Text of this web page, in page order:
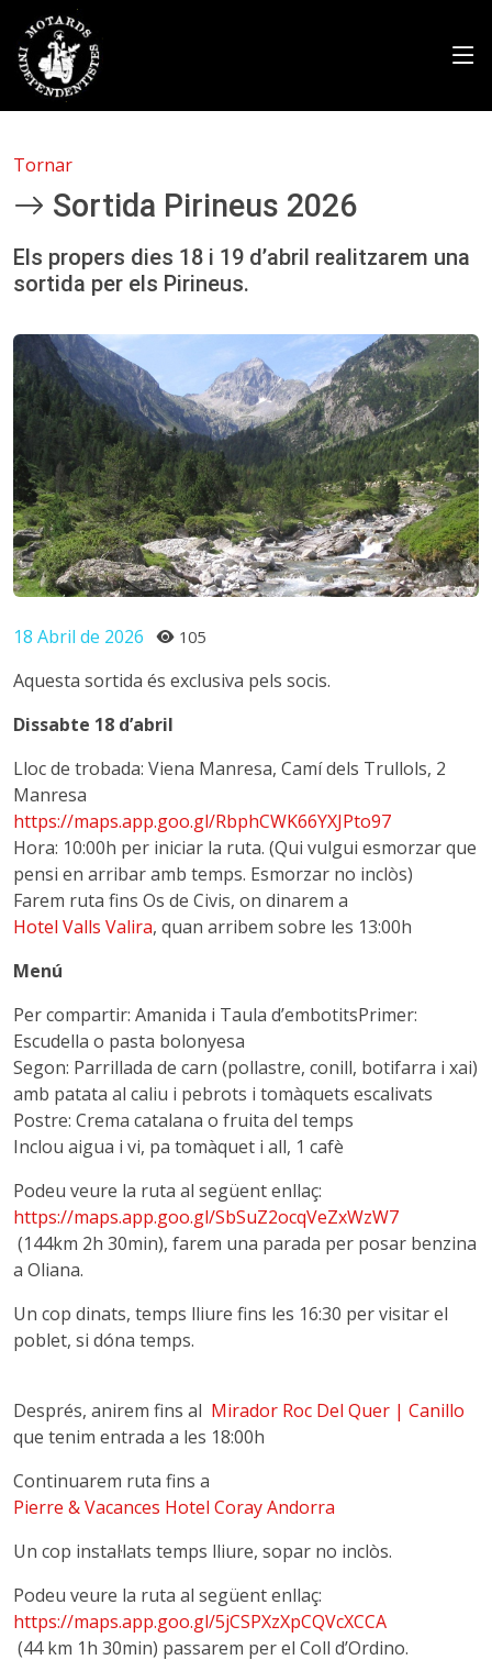
Tornar
Sortida Pirineus 2026
Els propers dies 18 i 19 d’abril realitzarem una
sortida per els Pirineus.
18 Abril de 2026 105
Aquesta sortida és exclusiva pels socis.
Dissabte 18 d’abril
Lloc de trobada: Viena Manresa, Camí dels Trullols, 2
Manresa
https://maps.app.goo.gl/RbphCWK66YXJPto97
Hora: 10:00h per iniciar la ruta. (Qui vulgui esmorzar que
pensi en arribar amb temps. Esmorzar no inclòs)
Farem ruta fins Os de Civis, on dinarem a
Hotel Valls Valira, quan arribem sobre les 13:00h
Menú
Per compartir: Amanida i Taula d’embotitsPrimer:
Escudella o pasta bolonyesa
Segon: Parrillada de carn (pollastre, conill, botifarra i xai)
amb patata al caliu i pebrots i tomàquets escalivats
Postre: Crema catalana o fruita del temps
Inclou aigua i vi, pa tomàquet i all, 1 cafè
Podeu veure la ruta al següent enllaç:
https://maps.app.goo.gl/SbSuZ2ocqVeZxWzW7
(144km 2h 30min), farem una parada per posar benzina
a Oliana.
Un cop dinats, temps lliure fins les 16:30 per visitar el
poblet, si dóna temps.
Després, anirem fins al Mirador Roc Del Quer | Canillo
que tenim entrada a les 18:00h
Continuarem ruta fins a
Pierre & Vacances Hotel Coray Andorra
Un cop instal·lats temps lliure, sopar no inclòs.
Podeu veure la ruta al següent enllaç:
https://maps.app.goo.gl/5jCSPXzXpCQVcXCCA
(44 km 1h 30min) passarem per el Coll d’Ordino.